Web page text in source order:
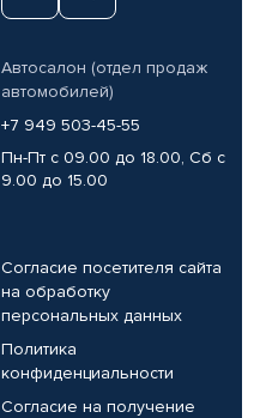
Автосалон (отдел продаж
автомобилей)
+7 949 503-45-55
Пн-Пт с 09.00 до 18.00, Сб с
9.00 до 15.00
Согласие посетителя сайта
на обработку
персональных данных
Политика
конфиденциальности
Согласие на получение